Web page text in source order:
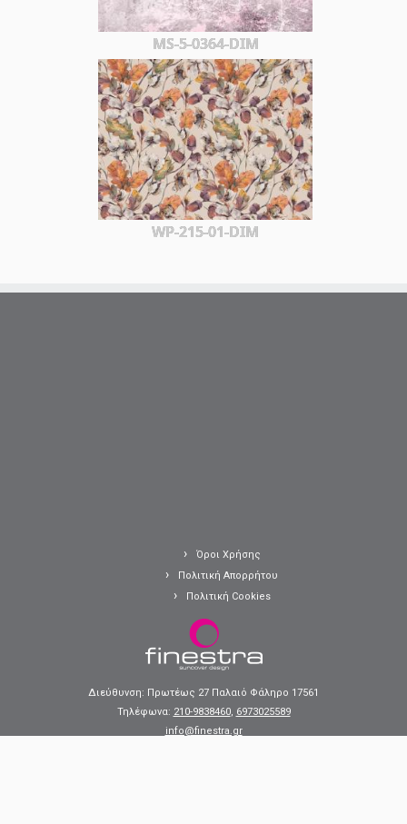
MS-5-0364-DIM
WP-215-01-DIM
Όροι Χρήσης
Πολιτική Απορρήτου
Πολιτική Cookies
Διεύθυνση: Πρωτέως 27 Παλαιό Φάληρο 17561
Τηλέφωνα: 210-9838460, 6973025589
info@finestra.gr